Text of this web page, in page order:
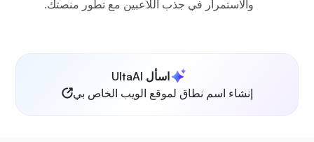
والاستمرار في جذب اللاعبين مع تطور منصتك.
اسأل UltaAI
إنشاء اسم نطاق لموقع الويب الخاص بي